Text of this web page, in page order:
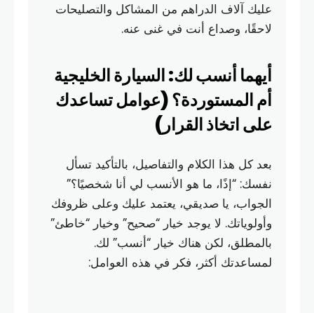
عليك آلاف الدراهم من المشاكل والتصليحات
لاحقًا، وصداع أنت في غنى عنه.
أيهما أنسب لك: السيارة الخليجية
أم المستوردة؟ (عوامل تساعدك
على اتخاذ القرار)
بعد كل هذا الكلام والتفاصيل، بالتأكيد تسأل
نفسك: “إذًا، ما هو الأنسب لي أنا شخصيًا؟”
الجواب، يا صديقي، يعتمد عليك وعلى ظروفك
وأولوياتك. لا يوجد خيار “صحيح” وخيار “خاطئ”
بالمطلق، لكن هناك خيار “أنسب” لك.
لمساعدتك أكثر، فكر في هذه العوامل: